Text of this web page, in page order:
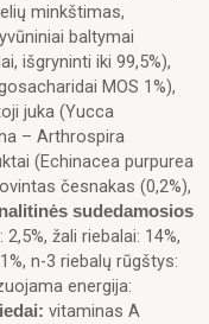
minkštimas,
baltymai
išgryninti iki 99,5%),
MOS 1%),
juka (Yucca
– Arthrospira
(Echinacea purpurea
česnakas (0,2%),
sudedamosios
žali riebalai: 14%,
n-3 riebalų rūgštys:
energija:
vitaminas A